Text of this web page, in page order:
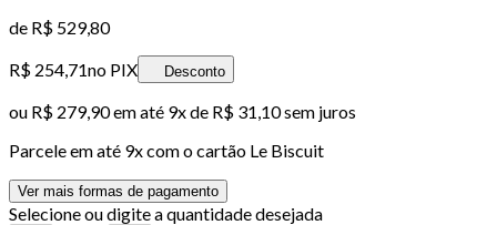
de R$ 529,80
R$ 254,71no PIX Desconto
ou R$ 279,90em até 9x de R$ 31,10 sem juros
Parcele em até 9x com o cartão Le Biscuit
Ver mais formas de pagamento
Selecione ou digite a quantidade desejada